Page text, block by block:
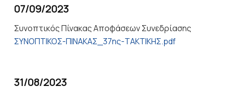
07/09/2023
Συνοπτικός Πίνακας Αποφάσεων Συνεδρίασης
ΣΥΝΟΠΤΙΚΟΣ-ΠΙΝΑΚΑΣ_37ης-ΤΑΚΤΙΚΗΣ.pdf
31/08/2023